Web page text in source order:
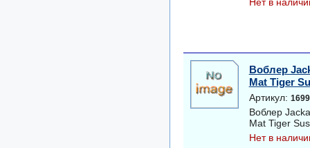
Воблер
Mat Tiger
Артикул:
Воблер
Mat Tiger
Нет в